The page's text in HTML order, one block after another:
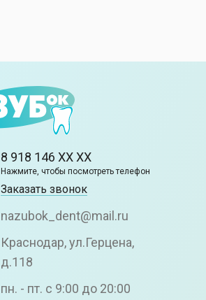
8 918 146 XX XX
Нажмите, чтобы посмотреть телефон
Заказать звонок
nazubok_dent@mail.ru
Краснодар, ул.Герцена,
д.118
пн. - пт. с 9:00 до 20:00